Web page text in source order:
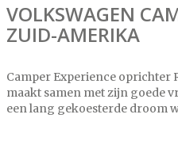
VOLKSWAGEN
ZUID-AMERIKA
Camper Experience oprichter
maakt samen met zijn goede
een lang gekoesterde droom